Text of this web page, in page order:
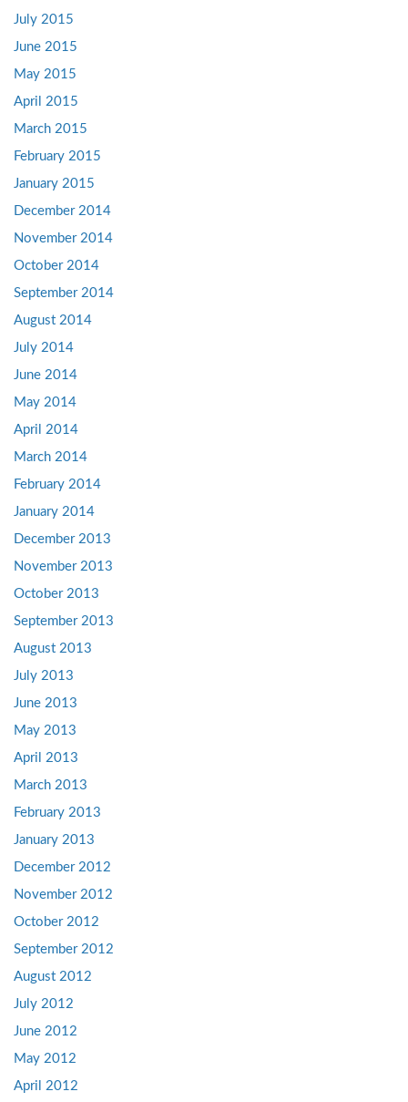
July 2015
June 2015
May 2015
April 2015
March 2015
February 2015
January 2015
December 2014
November 2014
October 2014
September 2014
August 2014
July 2014
June 2014
May 2014
April 2014
March 2014
February 2014
January 2014
December 2013
November 2013
October 2013
September 2013
August 2013
July 2013
June 2013
May 2013
April 2013
March 2013
February 2013
January 2013
December 2012
November 2012
October 2012
September 2012
August 2012
July 2012
June 2012
May 2012
April 2012